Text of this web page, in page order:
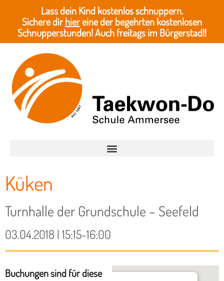
Lass dein Kind kostenlos schnuppern.
Sichere dirhiereine der begehrten kostenlosen
Schnupperstunden! Auch freitags im Bürgerstadl!
Küken
Turnhalle der Grundschule – Seefeld
03.04.2018 | 15:15-16:00
Buchungen sind für diese